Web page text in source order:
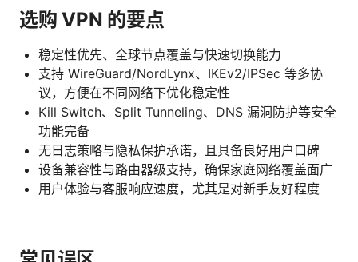
选购 VPN 的要点
稳定性优先、全球节点覆盖与快速切换能力
支持 WireGuard/NordLynx、IKEv2/IPSec 等多协
议，方便在不同网络下优化稳定性
Kill Switch、Split Tunneling、DNS 漏洞防护等安全
功能完备
无日志策略与隐私保护承诺，且具备良好用户口碑
设备兼容性与路由器级支持，确保家庭网络覆盖面广
用户体验与客服响应速度，尤其是对新手友好程度